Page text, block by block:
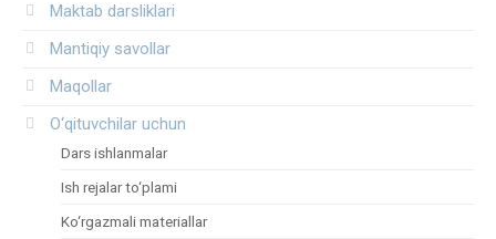
Maktab darsliklari
Mantiqiy savollar
Maqollar
O‘qituvchilar uchun
Dars ishlanmalar
Ish rejalar to‘plami
Ko‘rgazmali materiallar